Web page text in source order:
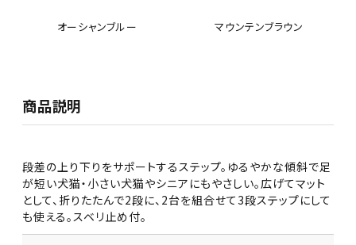
オーシャンブルー マウンテンブラウン
商品説明
段差の上り下りをサポートするステップ。ゆるやかな傾斜で足
が短い犬猫・小さい犬猫やシニアにもやさしい。広げてマット
として、折りたたんで2段に、2台を組合せて3段ステップにして
も使える。スベリ止め付。